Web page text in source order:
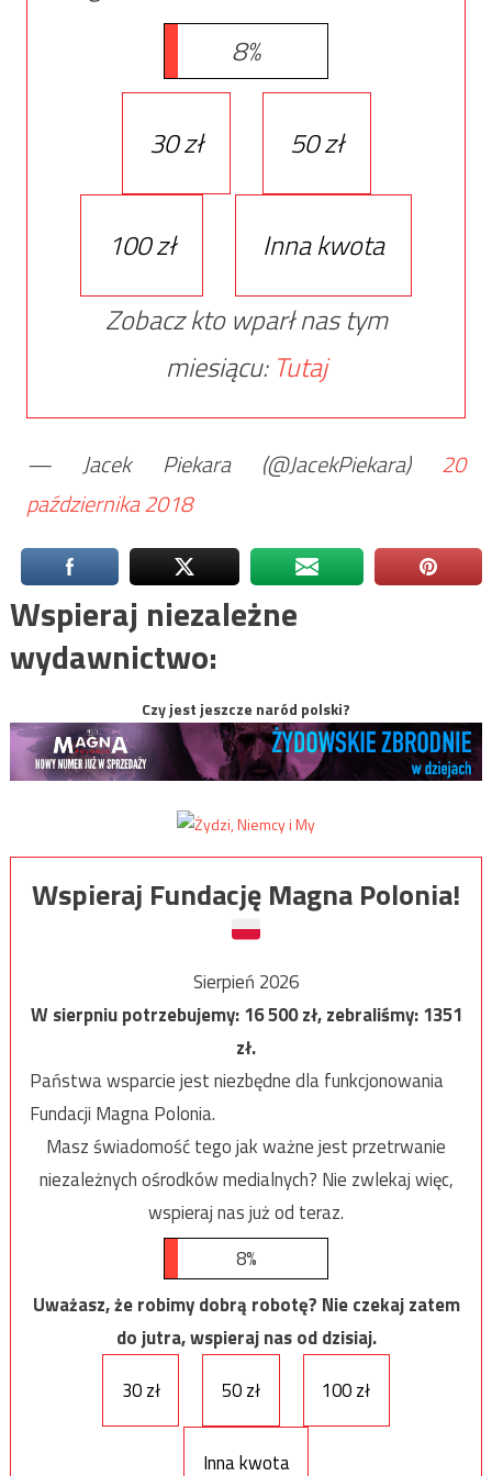
8%
30 zł 50 zł
100 zł
Inna kwota
Zobacz kto wparł nas tym
miesiącu: Tutaj
— Jacek Piekara (@JacekPiekara) 20
października 2018
Wspieraj niezależne
wydawnictwo:
Czy jest jeszcze naród polski?
Wspieraj Fundację Magna Polonia!
Sierpień 2026
W sierpniu potrzebujemy:16 500zł, zebraliśmy:1351
zł.
Państwa wsparcie jest niezbędne dla funkcjonowania
Fundacji Magna Polonia.
Masz świadomość tego jak ważne jest przetrwanie
niezależnych ośrodków medialnych? Nie zwlekaj więc,
wspieraj nas już od teraz.
8%
Uważasz, że robimy dobrą robotę? Nie czekaj zatem
do jutra, wspieraj nas od dzisiaj.
30 zł
50 zł 100 zł
Inna kwota